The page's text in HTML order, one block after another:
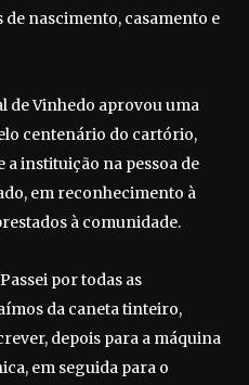
nascimento, casamento e
de Vinhedo aprovou uma
centenário do cartório,
instituição na pessoa de
em reconhecimento à
à comunidade.
por todas as
da caneta tinteiro,
depois para a máquina
em seguida para o